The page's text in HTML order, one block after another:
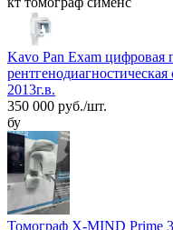
Kavo Pan Exam цифровая
2013г.в.
350 000 руб./шт.
бу
Томограф X-MIND Prime